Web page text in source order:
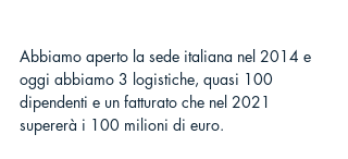
Abbiamo aperto la sede italiana nel 2014 e
oggi abbiamo 3 logistiche, quasi 100
dipendenti e un fatturato che nel 2021
supererà i 100 milioni di euro.